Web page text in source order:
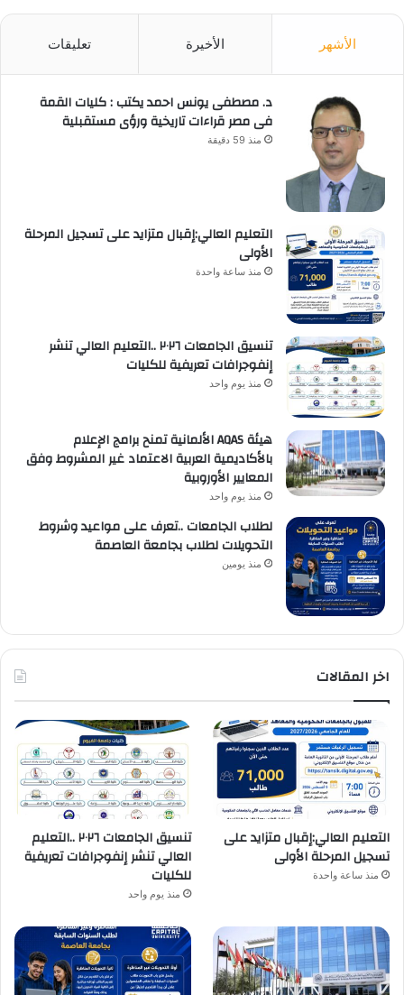
الأشهر الأخيرة تعليقات
د. مصطفى يونس احمد يكتب : كليات القمة
فى مصر قراءات تاريخية ورؤى مستقبلية
منذ 59 دقيقة
التعليم العالي:إقبال متزايد على تسجيل المرحلة
الأولى
منذ ساعة واحدة
تنسيق الجامعات ٢٠٢٦ ..التعليم العالي تنشر
إنفوجرافات تعريفية للكليات
منذ يوم واحد
هيئة AQAS الألمانية تمنح برامج الإعلام
بالأكاديمية العربية الاعتماد غير المشروط وفق
المعايير الأوروبية
منذ يوم واحد
لطلاب الجامعات ..تعرف على مواعيد وشروط
التحويلات لطلاب بجامعة العاصمة
منذ يومين
اخر المقالات
التعليم العالي:إقبال متزايد على
تسجيل المرحلة الأولى
منذ ساعة واحدة
تنسيق الجامعات ٢٠٢٦ ..التعليم
العالي تنشر إنفوجرافات تعريفية
للكليات
منذ يوم واحد